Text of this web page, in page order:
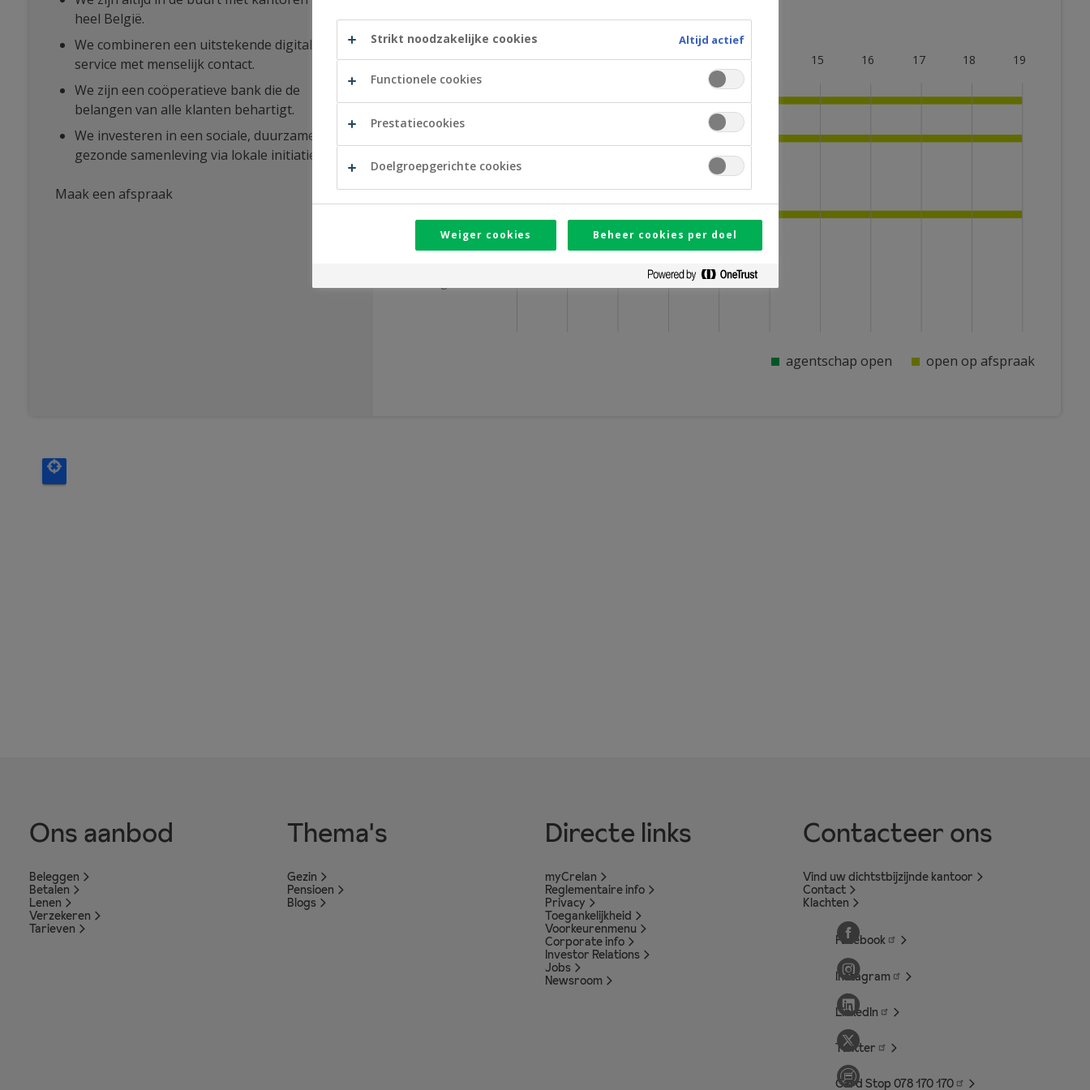
heel België.
We combineren een uitstekende digitale
service met menselijk contact.
We zijn een coöperatieve bank die de
belangen van alle klanten behartigt.
We investeren in een sociale, duurzame en
gezonde samenleving via lokale initiatieven.
Maak een afspraak
Dinsdag
Woensdag
Donderdag
09 10 11 12 13 15 16 17 18 19
agentschap open open op afspraak
Ons aanbod
Beleggen
Betalen
Lenen
Verzekeren
Tarieven
Thema's
Gezin
Pensioen
Blogs
Directe links
myCrelan
Reglementaire info
Privacy
Toegankelijkheid
Voorkeurenmenu
Corporate info
Investor Relations
Jobs
Newsroom
Contacteer ons
Vind uw dichtstbijzijnde kantoor
Contact
Klachten
Facebook
Instagram
LinkedIn
Twitter
Card Stop 078 170170
Strikt noodzakelijke cookies Altijd actief
Functionele cookies
Prestatiecookies
Doelgroepgerichte cookies
Weiger cookies Beheer cookies per doel